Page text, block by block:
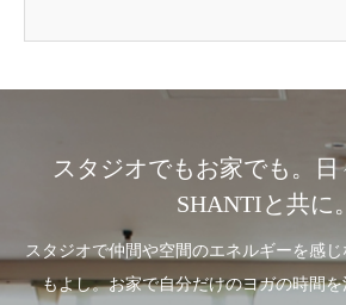
スタジオでもお家でも。
SHANTIと共に。
スタジオで仲間や空間のエネルギーを感
もよし。お家で自分だけのヨガの時間